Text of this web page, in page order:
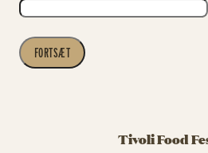
FORTSÆT
Tivoli Food